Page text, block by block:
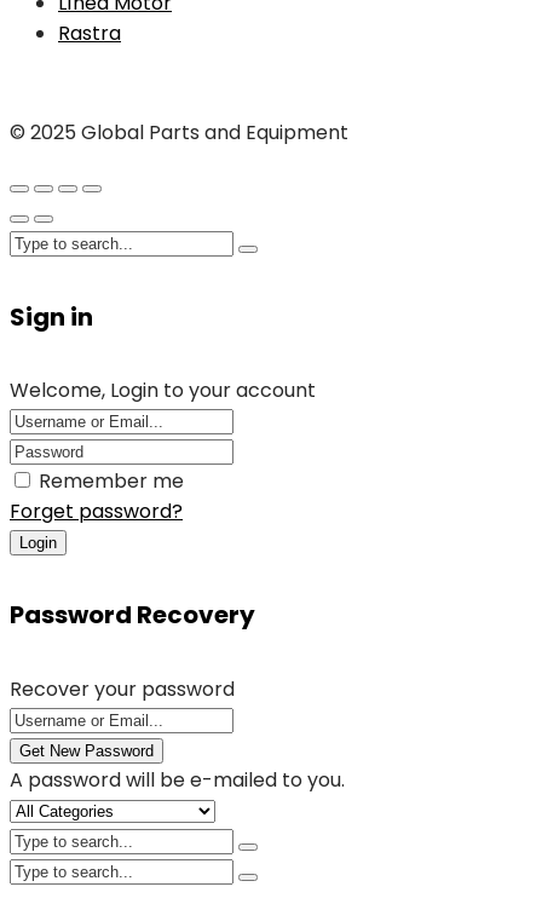
Rastra
© 2025 Global Parts and Equipment
Sign in
Welcome, Login to your account
Remember me
Forget password?
Login
Password Recovery
Recover your password
Get New Password
A password will be e-mailed to you.